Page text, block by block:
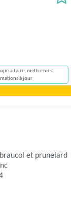
mettre mes
à jour
et prunelard